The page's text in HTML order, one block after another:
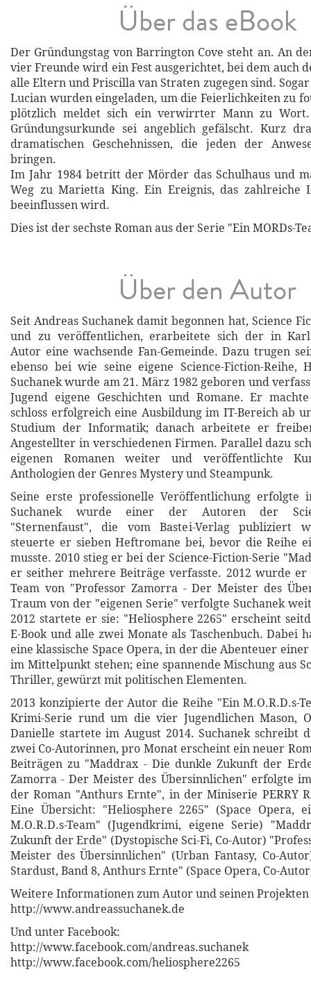
Über das eBook
Der Gründungstag von Barrington Cove steht an. An
vier Freunde wird ein Fest ausgerichtet, bei dem auch
alle Eltern und Priscilla van Straten zugegen sind.
Lucian wurden eingeladen, um die Feierlichkeiten zu
plötzlich meldet sich ein verwirrter Mann zu Wort.
Gründungsurkunde sei angeblich gefälscht. Kurz
dramatischen Geschehnissen, die jeden der
bringen.
Im Jahr 1984 betritt der Mörder das Schulhaus und
Weg zu Marietta King. Ein Ereignis, das zahlreiche
beeinflussen wird.
Dies ist der sechste Roman aus der Serie "Ein MORDs-
Über den Autor
Seit Andreas Suchanek damit begonnen hat, Science
und zu veröffentlichen, erarbeitete sich der in
Autor eine wachsende Fan-Gemeinde. Dazu trugen
ebenso bei wie seine eigene Science-Fiction-Reihe,
Suchanek wurde am 21. März 1982 geboren und
Jugend eigene Geschichten und Romane. Er
schloss erfolgreich eine Ausbildung im IT-Bereich ab
Studium der Informatik; danach arbeitete er
Angestellter in verschiedenen Firmen. Parallel dazu
eigenen Romanen weiter und veröffentlichte
Anthologien der Genres Mystery und Steampunk.
Seine erste professionelle Veröffentlichung erfolgte
Suchanek wurde einer der Autoren der
"Sternenfaust", die vom Bastei-Verlag publiziert
steuerte er sieben Heftromane bei, bevor die Reihe
musste. 2010 stieg er bei der Science-Fiction-Serie
er seither mehrere Beiträge verfasste. 2012 wurde er
Team von "Professor Zamorra - Der Meister des
Traum von der "eigenen Serie" verfolgte Suchanek
2012 startete er sie: "Heliosphere 2265" erscheint
E-Book und alle zwei Monate als Taschenbuch. Dabei
eine klassische Space Opera, in der die Abenteuer
im Mittelpunkt stehen; eine spannende Mischung aus
Thriller, gewürzt mit politischen Elementen.
2013 konzipierte der Autor die Reihe "Ein M.O.R.D.s-
Krimi-Serie rund um die vier Jugendlichen Mason,
Danielle startete im August 2014. Suchanek schreibt
zwei Co-Autorinnen, pro Monat erscheint ein neuer
Beiträgen zu "Maddrax - Die dunkle Zukunft der
Zamorra - Der Meister des Übersinnlichen" erfolgte
der Roman "Anthurs Ernte", in der Miniserie PERRY
Eine Übersicht: "Heliosphere 2265" (Space Opera,
M.O.R.D.s-Team" (Jugendkrimi, eigene Serie)
Zukunft der Erde" (Dystopische Sci-Fi, Co-Autor)
Meister des Übersinnlichen" (Urban Fantasy, Co-
Stardust, Band 8, Anthurs Ernte" (Space Opera, Co-
Weitere Informationen zum Autor und seinen
http://www.andreassuchanek.de
Und unter Facebook:
http://www.facebook.com/andreas.suchanek
http://www.facebook.com/heliosphere2265